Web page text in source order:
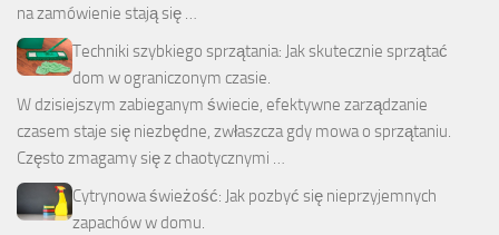
na zamówienie stają się …
Techniki szybkiego sprzątania: Jak skutecznie sprzątać
dom w ograniczonym czasie.
W dzisiejszym zabieganym świecie, efektywne zarządzanie
czasem staje się niezbędne, zwłaszcza gdy mowa o sprzątaniu.
Często zmagamy się z chaotycznymi …
Cytrynowa świeżość: Jak pozbyć się nieprzyjemnych
zapachów w domu.